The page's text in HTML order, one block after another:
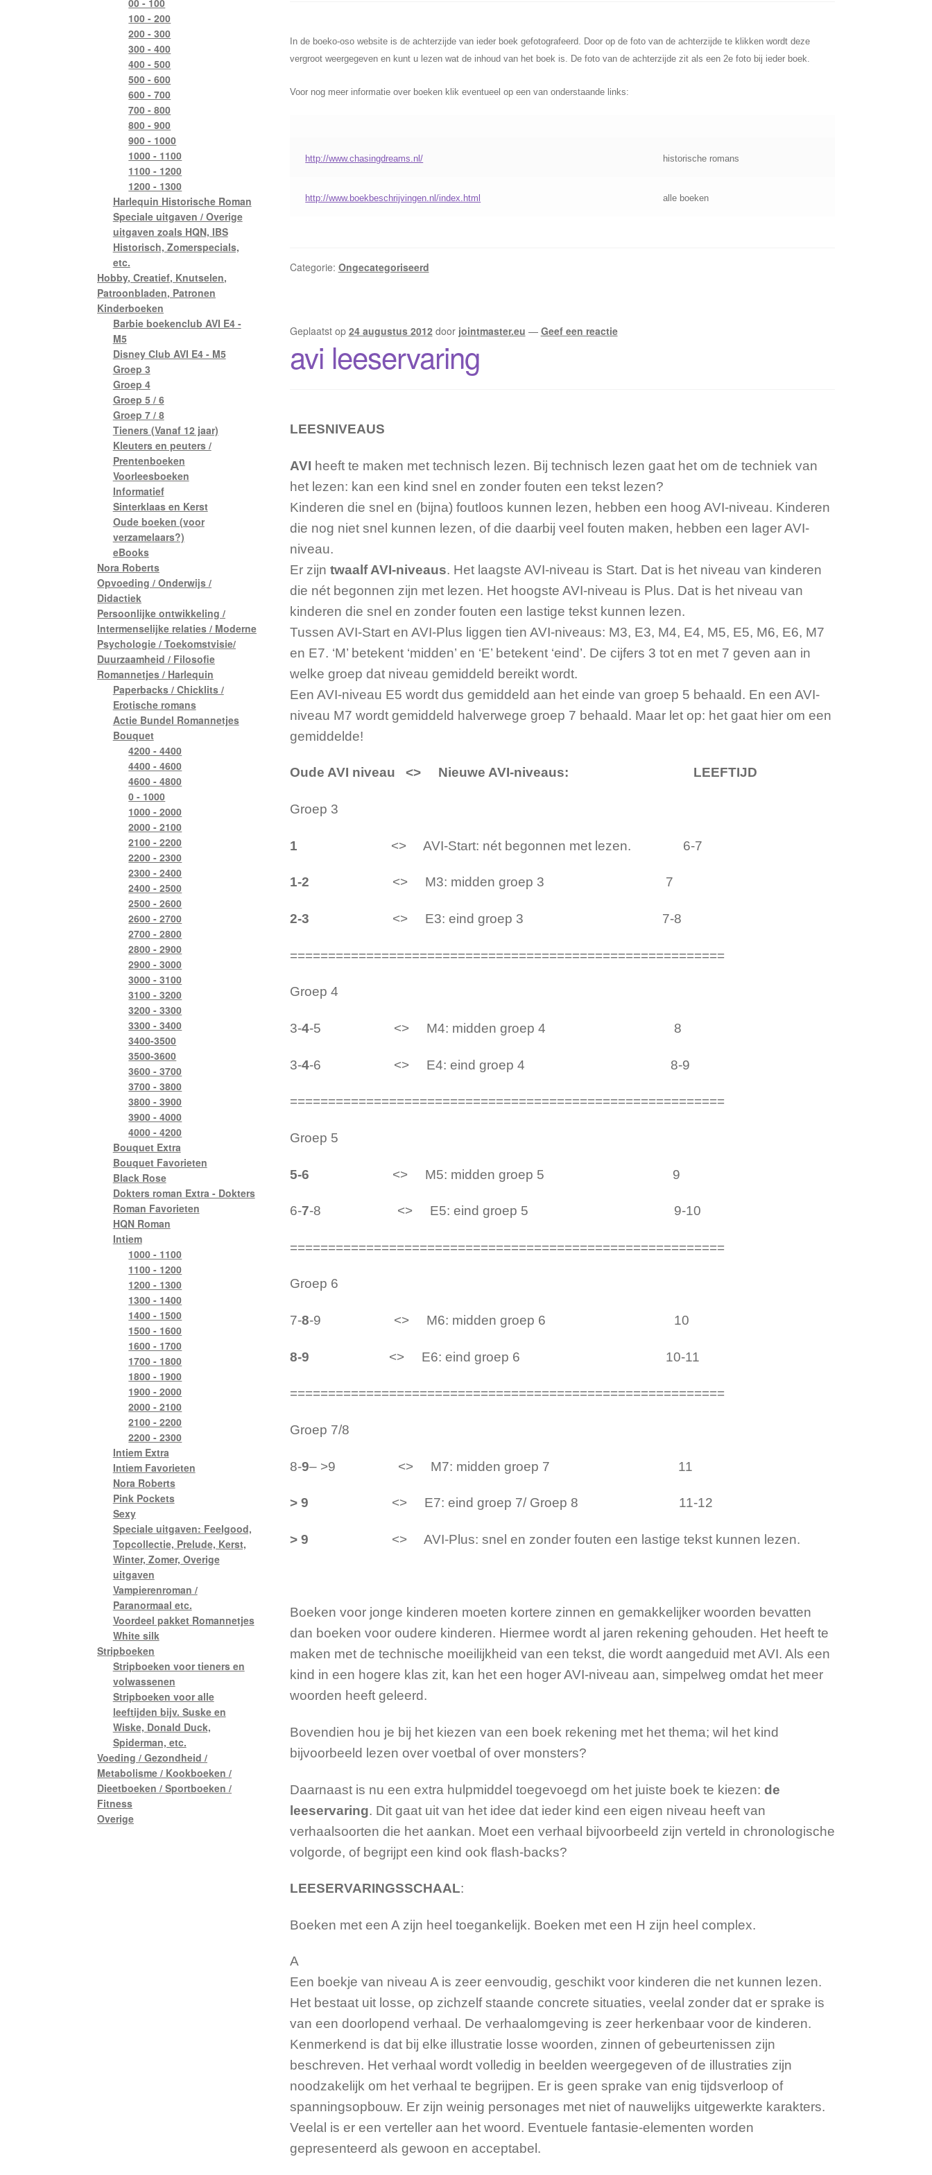
In de boeko-oso website is de achterzijde van ieder boek gefotografeerd. Door op de foto van de achterzijde te klikken wordt deze
vergroot weergegeven en kunt u lezen wat de inhoud van het boek is. De foto van de achterzijde zit als een 2e foto bij ieder boek.
Voor nog meer informatie over boeken klik eventueel op een van onderstaande links:
http://www.chasingdreams.nl/ historische romans
http://www.boekbeschrijvingen.nl/index.html alle boeken
Categorie: Ongecategoriseerd
Geplaatst op 24 augustus 2012 door jointmaster.eu — Geef een reactie
avi leeservaring
LEESNIVEAUS
AVI heeft te maken met technisch lezen. Bij technisch lezen gaat het om de techniek van
het lezen: kan een kind snel en zonder fouten een tekst lezen?
Kinderen die snel en (bijna) foutloos kunnen lezen, hebben een hoog AVI-niveau. Kinderen
die nog niet snel kunnen lezen, of die daarbij veel fouten maken, hebben een lager AVI-
niveau.
Er zijn twaalf AVI-niveaus. Het laagste AVI-niveau is Start. Dat is het niveau van kinderen
die nét begonnen zijn met lezen. Het hoogste AVI-niveau is Plus. Dat is het niveau van
kinderen die snel en zonder fouten een lastige tekst kunnen lezen.
Tussen AVI-Start en AVI-Plus liggen tien AVI-niveaus: M3, E3, M4, E4, M5, E5, M6, E6, M7
en E7. ‘M’ betekent ‘midden’ en ‘E’ betekent ‘eind’. De cijfers 3 tot en met 7 geven aan in
welke groep dat niveau gemiddeld bereikt wordt.
Een AVI-niveau E5 wordt dus gemiddeld aan het einde van groep 5 behaald. En een AVI-
niveau M7 wordt gemiddeld halverwege groep 7 behaald. Maar let op: het gaat hier om een
gemiddelde!
Oude AVI niveau <> Nieuwe AVI-niveaus: LEEFTIJD
Groep 3
1 <> AVI-Start: nét begonnen met lezen. 6-7
1-2 <> M3: midden groep 3 7
2-3 <> E3: eind groep 3 7-8
=========================================================
Groep 4
3-4-5 <> M4: midden groep 4 8
3-4-6 <> E4: eind groep 4 8-9
=========================================================
Groep 5
5-6 <> M5: midden groep 5 9
6-7-8 <> E5: eind groep 5 9-10
=========================================================
Groep 6
7-8-9 <> M6: midden groep 6 10
8-9 <> E6: eind groep 6 10-11
=========================================================
Groep 7/8
8-9– >9 <> M7: midden groep 7 11
> 9 <> E7: eind groep 7/ Groep 8 11-12
> 9 <> AVI-Plus: snel en zonder fouten een lastige tekst kunnen lezen.
Boeken voor jonge kinderen moeten kortere zinnen en gemakkelijker woorden bevatten
dan boeken voor oudere kinderen. Hiermee wordt al jaren rekening gehouden. Het heeft te
maken met de technische moeilijkheid van een tekst, die wordt aangeduid met AVI. Als een
kind in een hogere klas zit, kan het een hoger AVI-niveau aan, simpelweg omdat het meer
woorden heeft geleerd.
Bovendien hou je bij het kiezen van een boek rekening met het thema; wil het kind
bijvoorbeeld lezen over voetbal of over monsters?
Daarnaast is nu een extra hulpmiddel toegevoegd om het juiste boek te kiezen: de
leeservaring. Dit gaat uit van het idee dat ieder kind een eigen niveau heeft van
verhaalsoorten die het aankan. Moet een verhaal bijvoorbeeld zijn verteld in chronologische
volgorde, of begrijpt een kind ook flash-backs?
LEESERVARINGSSCHAAL:
Boeken met een A zijn heel toegankelijk. Boeken met een H zijn heel complex.
A
Een boekje van niveau A is zeer eenvoudig, geschikt voor kinderen die net kunnen lezen.
Het bestaat uit losse, op zichzelf staande concrete situaties, veelal zonder dat er sprake is
van een doorlopend verhaal. De verhaalomgeving is zeer herkenbaar voor de kinderen.
Kenmerkend is dat bij elke illustratie losse woorden, zinnen of gebeurtenissen zijn
beschreven. Het verhaal wordt volledig in beelden weergegeven of de illustraties zijn
noodzakelijk om het verhaal te begrijpen. Er is geen sprake van enig tijdsverloop of
spanningsopbouw. Er zijn weinig personages met niet of nauwelijks uitgewerkte karakters.
Veelal is er een verteller aan het woord. Eventuele fantasie-elementen worden
gepresenteerd als gewoon en acceptabel.
100 - 200
200 - 300
300 - 400
400 - 500
500 - 600
600 - 700
700 - 800
800 - 900
900 - 1000
1000 - 1100
1100 - 1200
1200 - 1300
Harlequin Historische Roman
Speciale uitgaven / Overige
uitgaven zoals HQN, IBS
Historisch, Zomerspecials,
etc.
Hobby, Creatief, Knutselen,
Patroonbladen, Patronen
Kinderboeken
Barbie boekenclub AVI E4 -
M5
Disney Club AVI E4 - M5
Groep 3
Groep 4
Groep 5 / 6
Groep 7 / 8
Tieners (Vanaf 12 jaar)
Kleuters en peuters /
Prentenboeken
Voorleesboeken
Informatief
Sinterklaas en Kerst
Oude boeken (voor
verzamelaars?)
eBooks
Nora Roberts
Opvoeding / Onderwijs /
Didactiek
Persoonlijke ontwikkeling /
Intermenselijke relaties / Moderne
Psychologie / Toekomstvisie/
Duurzaamheid / Filosofie
Romannetjes / Harlequin
Paperbacks / Chicklits /
Erotische romans
Actie Bundel Romannetjes
Bouquet
4200 - 4400
4400 - 4600
4600 - 4800
0 - 1000
1000 - 2000
2000 - 2100
2100 - 2200
2200 - 2300
2300 - 2400
2400 - 2500
2500 - 2600
2600 - 2700
2700 - 2800
2800 - 2900
2900 - 3000
3000 - 3100
3100 - 3200
3200 - 3300
3300 - 3400
3400-3500
3500-3600
3600 - 3700
3700 - 3800
3800 - 3900
3900 - 4000
4000 - 4200
Bouquet Extra
Bouquet Favorieten
Black Rose
Dokters roman Extra - Dokters
Roman Favorieten
HQN Roman
Intiem
1000 - 1100
1100 - 1200
1200 - 1300
1300 - 1400
1400 - 1500
1500 - 1600
1600 - 1700
1700 - 1800
1800 - 1900
1900 - 2000
2000 - 2100
2100 - 2200
2200 - 2300
Intiem Extra
Intiem Favorieten
Nora Roberts
Pink Pockets
Sexy
Speciale uitgaven: Feelgood,
Topcollectie, Prelude, Kerst,
Winter, Zomer, Overige
uitgaven
Vampierenroman /
Paranormaal etc.
Voordeel pakket Romannetjes
White silk
Stripboeken
Stripboeken voor tieners en
volwassenen
Stripboeken voor alle
leeftijden bijv. Suske en
Wiske, Donald Duck,
Spiderman, etc.
Voeding / Gezondheid /
Metabolisme / Kookboeken /
Dieetboeken / Sportboeken /
Fitness
Overige